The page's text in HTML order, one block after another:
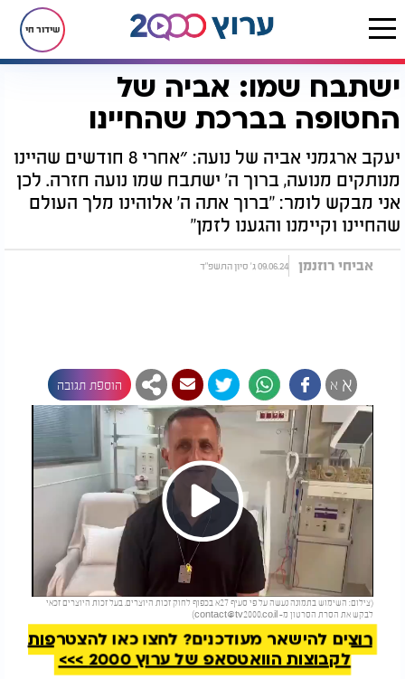
שידור חי
דף הבית חדשות חדשות בארץ ישתבח שמו: אביה של החטופה בברכת שהחיינו
ישתבח שמו: אביה של
החטופה בברכת שהחיינו
יעקב ארגמני אביה של נועה: ״אחרי 8 חודשים שהיינו
מנותקים מנועה, ברוך ה' ישתבח שמו נועה חזרה. לכן
אני מבקש לומר: "ברוך אתה ה' אלוהינו מלך העולם
שהחיינו וקיימנו והגענו לזמן"
אביחי רוזנמן 09.06.24 ג' סיון התשפ"ד
א א הוספת תגובה
Play
Video
(צילום: השימוש בתמונה נעשה על פי סעיף 27א בכפוף לחוק זכות היוצרים. בעל זכות היוצרים זכאי
לבקש את הסרת הסרטון מ- contact@tv2000.co.il
)
להמשך קריאה
רוצים להישאר מעודכנים? לחצו כאן להצטרפות
לקבוצות הוואטסאפ של ערוץ 2000 >>>